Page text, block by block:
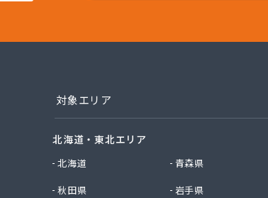
ター
対象エリア
北海道・東北エリア
北海道
青森県
秋田県
岩手県